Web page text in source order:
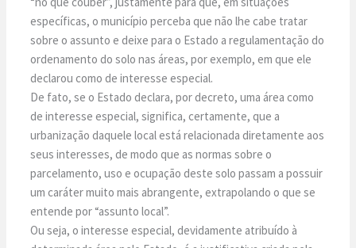
específicas, o município perceba que não lhe cabe tratar
sobre o assunto e deixe para o Estado a regulamentação do
ordenamento do solo nas áreas, por exemplo, em que ele
declarou como de interesse especial.
De fato, se o Estado declara, por decreto, uma área como
de interesse especial, significa, certamente, que a
urbanização daquele local está relacionada diretamente aos
seus interesses, de modo que as normas sobre o
parcelamento, uso e ocupação deste solo passam a possuir
um caráter muito mais abrangente, extrapolando o que se
entende por “assunto local”.
Ou seja, o interesse especial, devidamente atribuído à